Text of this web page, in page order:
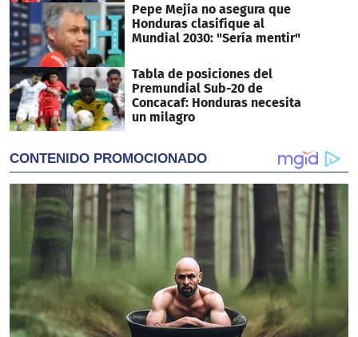
Pepe Mejía no asegura que
Honduras clasifique al
Mundial 2030: "Sería mentir"
Tabla de posiciones del
Premundial Sub-20 de
Concacaf: Honduras necesita
un milagro